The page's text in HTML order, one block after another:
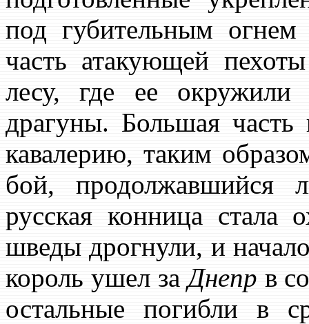
под губительным огнем
часть атакующей
лесу, где ее окружили
драгуны. Большая
кавалерию, таким
бой, продолжавшийся
русская конница стала
шведы дрогнули, и
король ушел заДнепр в
остальные погибли в